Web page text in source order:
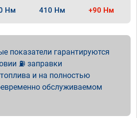
Нм 410 Нм +90 Нм
показатели гарантируются
⛽ заправки
и на полностью
обслуживаемом